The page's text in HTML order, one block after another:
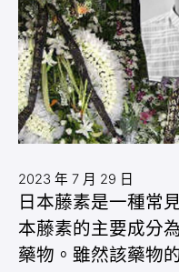
2023 年 7 月 29 日
日本藤素是一種常
本藤素的主要成分
藥物。雖然該藥物